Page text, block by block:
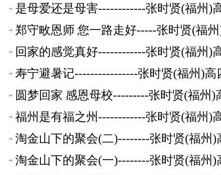
是母爱还是母害------------张时贤(福州)
郑守畋恩师 您一路走好-----张时贤(福
回家的感觉真好------------张时贤(福州)
寿宁避暑记----------------张时贤(福州)高
圆梦回家 感恩母校---------张时贤(福州)
福州是有福之州------------张时贤(福州)
淘金山下的聚会(二)--------张时贤(福州
淘金山下的聚会(一)--------张时贤(福州